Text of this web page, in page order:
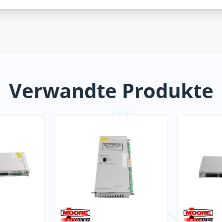
Verwandte Produkte